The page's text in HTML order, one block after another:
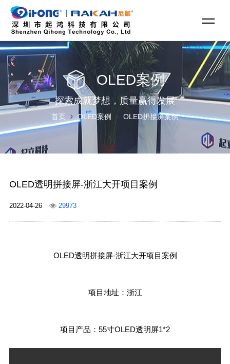
OLED案例
探索成就梦想，质量赢得发展
首页 OLED案例 OLED拼接屏案例
OLED透明拼接屏-浙江大开项目案例
2022-04-26 29973
OLED透明拼接屏-浙江大开项目案例
项目地址：浙江
项目产品：55寸OLED透明屏1*2